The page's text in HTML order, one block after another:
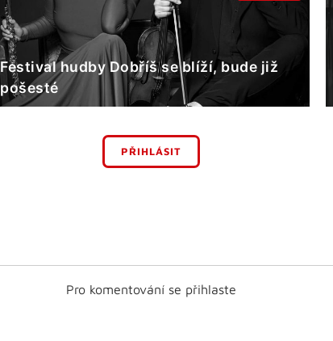
Festival hudby Dobříš se blíží, bude již
pošesté
PŘIHLÁSIT
Pro komentování se přihlaste